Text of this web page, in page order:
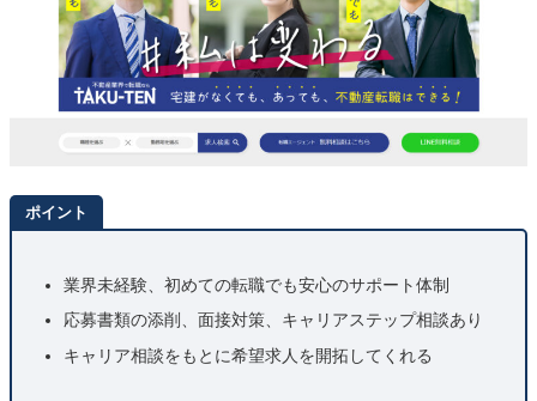
ポイント
業界未経験、初めての転職でも安心のサポート体制
応募書類の添削、面接対策、キャリアステップ相談あり
キャリア相談をもとに希望求人を開拓してくれる